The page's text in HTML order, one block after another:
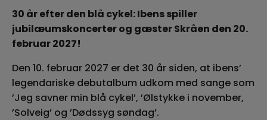
30 år efter den blå cykel:Ibensspiller
jubilæumskoncerter og gæster Skråen den 20.
februar 2027!
Den 10. februar 2027 er det 30 år siden, at ibens’
legendariske debutalbum udkom med sange som
’Jeg savner min blå cykel’, ’Ølstykke i november,
’Solveig’ og ’Dødssyg søndag’.